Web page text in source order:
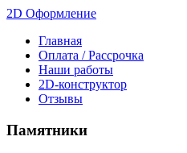
2D Оформление
Главная
Оплата / Рассрочка
Наши работы
2D-конструктор
Отзывы
Памятники